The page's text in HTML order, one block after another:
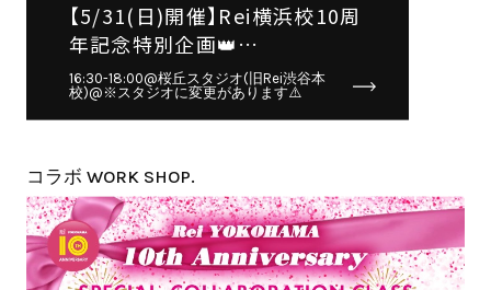
【5/31(日)開催】Rei横浜校10周
年記念特別企画👑
BeBe×YOULI SPECIAL
COLLABORATION CLASS🌠
16:30-18:00@桜丘スタジオ(旧Rei渋谷本
校)@※スタジオに変更があります⚠️
コラボ WORK SHOP.